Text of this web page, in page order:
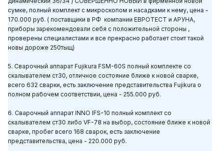
сумке, полный комплект с микроскопом и насадками к нему, цена -
170.000 руб. ( поставщики в РФ компании ЕВРОТЕСТ и АРУНА,
приборы зарекомендовали себя с положительной стороны ,
проверены специалистами и все прекрасно работает стоит такой
новы дороже 250тыщ)
5. Сварочный аппарат Fujikura FSM-60S полный комплекте со
скалывателем ст30, отличное состояние ближе к новой сварке,
всего 632 сварки, есть заключение представительства Fujikura о
полном рабочем соответствии, цена - 255.000 руб.
6. Сварочный аппарат INNO IFS-10 полный комплект со
скалывателем ст30 либо VF-78 на выбор, состояние ближе к новой
сварке, пробег всего 168 сварок, есть заключение
представительства, цена - 220.000 руб.